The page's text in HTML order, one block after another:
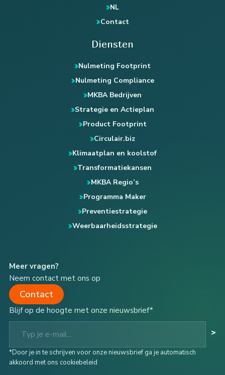
NL
Contact
Diensten
Nulmeting Footprint
Nulmeting Compliance
MKBA Bedrijven
Strategie en Actieplan
Product Footprint
Circulair.biz
Klimaatplan en koolstof
Transformatiekansen
MKBA Regio’s
Programma Maker
Preventiestrategie
Weerbaarheidsstrategie
Meer vragen?
Neem contact met ons op
Contact
Blijf op de hoogte met onze nieuwsbrief*
Typ je e-mail...
>
*Door je in te schrijven voor onze nieuwsbrief ga je automatisch
akkoord met ons cookiebeleid